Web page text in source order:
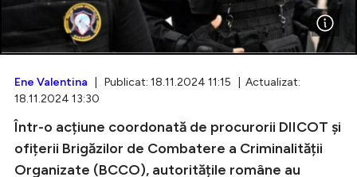
Intră în cont
Creează cont
Ene Valentina | Publicat: 18.11.2024 11:15 | Actualizat:
18.11.2024 13:30
Într-o acțiune coordonată de procurorii DIICOT și
ofițerii Brigăzilor de Combatere a Criminalității
Organizate (BCCO), autoritățile române au